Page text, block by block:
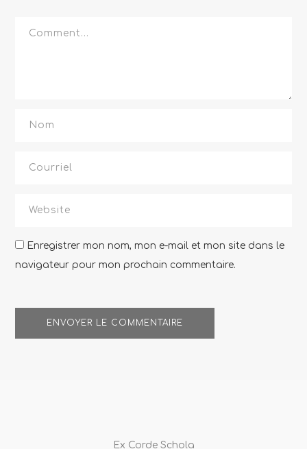
Enregistrer mon nom, mon e-mail et mon site dans le
navigateur pour mon prochain commentaire.
Ex Corde Schola